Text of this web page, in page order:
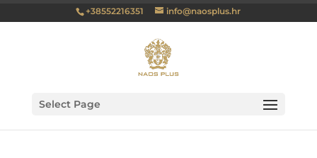
+38552216351 info@naosplus.hr
Select Page